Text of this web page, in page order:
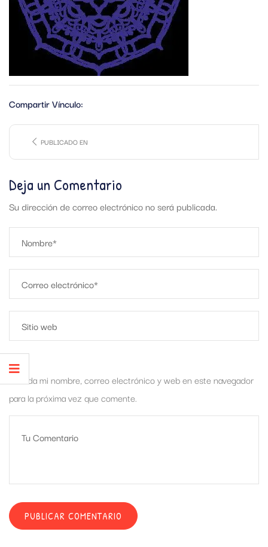
Compartir Vínculo:
PUBLICADO EN
Deja un Comentario
Su dirección de correo electrónico no será publicada.
Guarda mi nombre, correo electrónico y web en este navegador
para la próxima vez que comente.